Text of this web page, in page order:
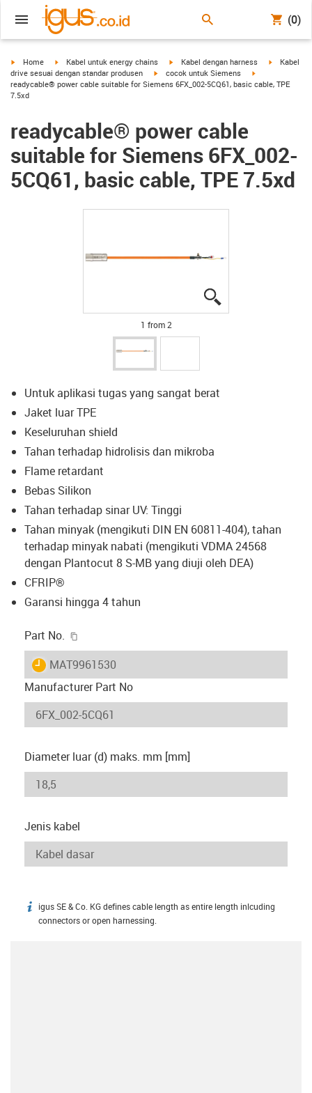
(0)
igus-icon-arrow-right
Home igus-icon-arrow-right
Kabel untuk energy chains igus-icon-arrow-right
Kabel dengan harness igus-icon-
Kabel
drive sesuai dengan standar produsen
igus-icon-arrow-right
cocok untuk Siemens
readycable® power cable suitable for Siemens 6FX_002-5CQ61, basic cable, TPE
7.5xd
readycable® power cable
suitable for Siemens 6FX_002-
5CQ61, basic cable, TPE 7.5xd
1 from 2
Untuk aplikasi tugas yang sangat berat
Jaket luar TPE
Keseluruhan shield
Tahan terhadap hidrolisis dan mikroba
Flame retardant
Bebas Silikon
Tahan terhadap sinar UV: Tinggi
Tahan minyak (mengikuti DIN EN 60811-404), tahan
terhadap minyak nabati (mengikuti VDMA 24568
dengan Plantocut 8 S-MB yang diuji oleh DEA)
CFRIP®
Garansi hingga 4 tahun
Part No.
igus-icon-lieferzeit
MAT9961530
Manufacturer Part No
Diameter luar (d) maks. mm [mm]
Jenis kabel
igus-icon-info
igus SE & Co. KG defines cable length as entire length inlcuding
connectors or open harnessing.